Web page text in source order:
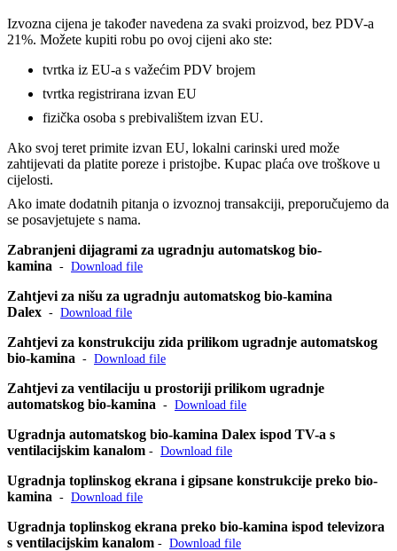
Izvozna cijena je također navedena za svaki proizvod, bez PDV-a
21%. Možete kupiti robu po ovoj cijeni ako ste:
tvrtka iz EU-a s važećim PDV brojem
tvrtka registrirana izvan EU
fizička osoba s prebivalištem izvan EU.
Ako svoj teret primite izvan EU, lokalni carinski ured može
zahtijevati da platite poreze i pristojbe. Kupac plaća ove troškove u
cijelosti.
Ako imate dodatnih pitanja o izvoznoj transakciji, preporučujemo da
se posavjetujete s nama.
Zabranjeni dijagrami za ugradnju automatskog bio-
kamina - Download file
Zahtjevi za nišu za ugradnju automatskog bio-kamina
Dalex - Download file
Zahtjevi za konstrukciju zida prilikom ugradnje automatskog
bio-kamina - Download file
Zahtjevi za ventilaciju u prostoriji prilikom ugradnje
automatskog bio-kamina - Download file
Ugradnja automatskog bio-kamina Dalex ispod TV-a s
ventilacijskim kanalom - Download file
Ugradnja toplinskog ekrana i gipsane konstrukcije preko bio-
kamina - Download file
Ugradnja toplinskog ekrana preko bio-kamina ispod televizora
s ventilacijskim kanalom - Download file